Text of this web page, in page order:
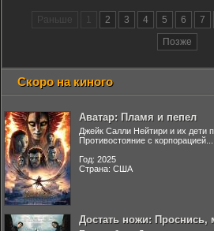
Раньше 2 3 4 5 6 7
Позже
Скоро на киного
Аватар: Пламя и пепел
Джейк Салли Нейтири и их дети
Противостояние с корпорацией...
Год: 2025
Страна: США
Достать ножи: Проснись,